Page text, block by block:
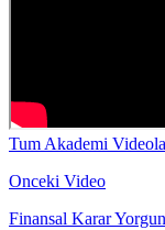
Tum Akademi
Onceki Video
Finansal Karar